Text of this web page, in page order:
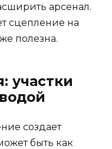
арсенал.
сцепление на
полезна.
участки
создает
быть как